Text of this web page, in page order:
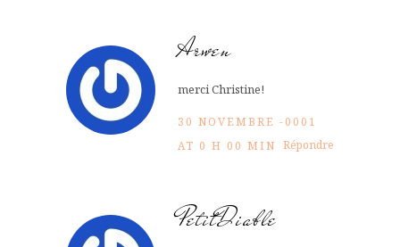
Arwen
merci Christine!
30 NOVEMBRE -0001
AT 0 H 00 MIN Répondre
PetitDiable